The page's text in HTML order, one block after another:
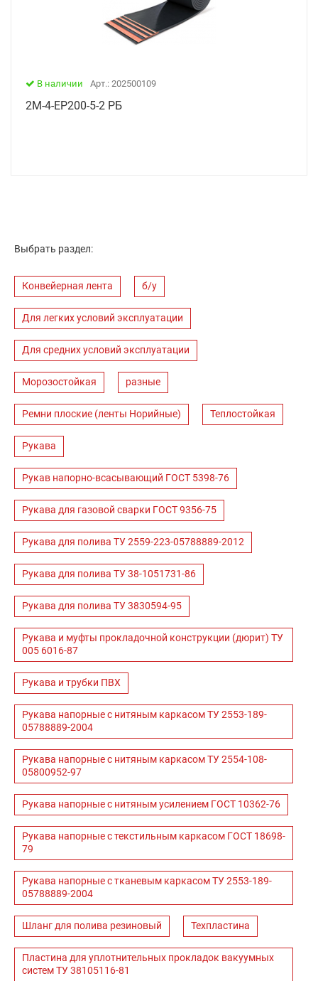
В наличии Арт.: 202500109
2М-4-ЕР200-5-2 РБ
Выбрать раздел:
Конвейерная лента б/у
Для легких условий эксплуатации
Для средних условий эксплуатации
Морозостойкая разные
Ремни плоские (ленты Норийные) Теплостойкая
Рукава
Рукав напорно-всасывающий ГОСТ 5398-76
Рукава для газовой сварки ГОСТ 9356-75
Рукава для полива ТУ 2559-223-05788889-2012
Рукава для полива ТУ 38-1051731-86
Рукава для полива ТУ 3830594-95
Рукава и муфты прокладочной конструкции (дюрит) ТУ
005 6016-87
Рукава и трубки ПВХ
Рукава напорные с нитяным каркасом ТУ 2553-189-
05788889-2004
Рукава напорные с нитяным каркасом ТУ 2554-108-
05800952-97
Рукава напорные с нитяным усилением ГОСТ 10362-76
Рукава напорные с текстильным каркасом ГОСТ 18698-
79
Рукава напорные с тканевым каркасом ТУ 2553-189-
05788889-2004
Шланг для полива резиновый Техпластина
Пластина для уплотнительных прокладок вакуумных
систем ТУ 38105116-81